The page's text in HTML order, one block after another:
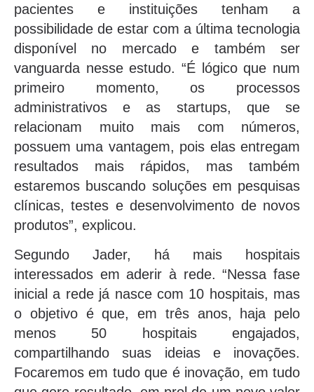
pacientes e instituições tenham a
possibilidade de estar com a última tecnologia
disponível no mercado e também ser
vanguarda nesse estudo. “É lógico que num
primeiro momento, os processos
administrativos e as startups, que se
relacionam muito mais com números,
possuem uma vantagem, pois elas entregam
resultados mais rápidos, mas também
estaremos buscando soluções em pesquisas
clínicas, testes e desenvolvimento de novos
produtos”, explicou.
Segundo Jader, há mais hospitais
interessados em aderir à rede. “Nessa fase
inicial a rede já nasce com 10 hospitais, mas
o objetivo é que, em três anos, haja pelo
menos 50 hospitais engajados,
compartilhando suas ideias e inovações.
Focaremos em tudo que é inovação, em tudo